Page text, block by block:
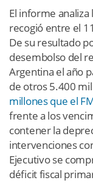
El informe
recogió entre el
De su resultado
desembolso del
Argentina el año
de otros 5.400
millones que el
frente a los
contener la
intervenciones
Ejecutivo se
déficit fiscal